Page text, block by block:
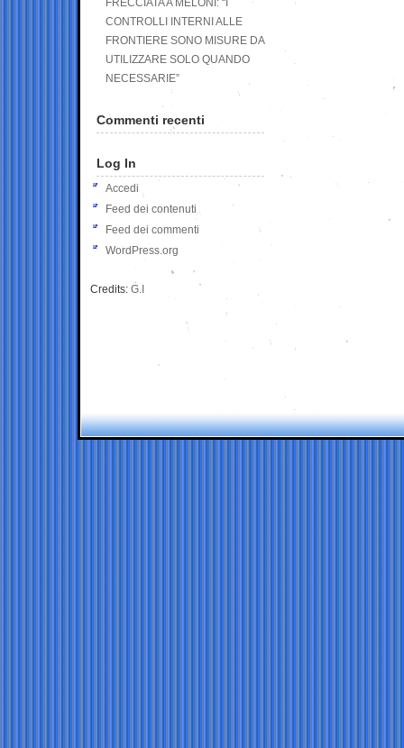
FRECCIATA A MELONI: “I
CONTROLLI INTERNI ALLE
FRONTIERE SONO MISURE DA
UTILIZZARE SOLO QUANDO
NECESSARIE”
Commenti recenti
Log In
Accedi
Feed dei contenuti
Feed dei commenti
WordPress.org
Credits: G.I